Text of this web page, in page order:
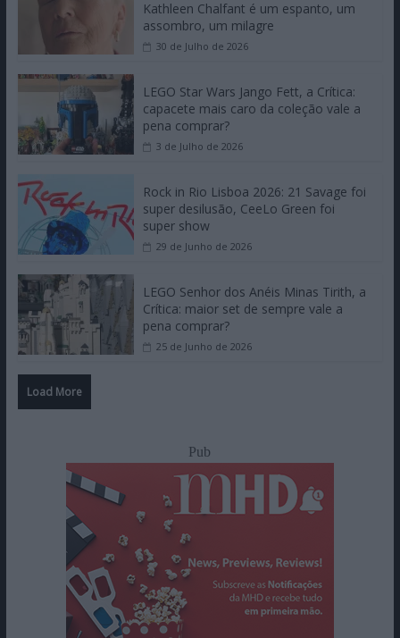
Kathleen Chalfant é um espanto, um
assombro, um milagre
30 de Julho de 2026
LEGO Star Wars Jango Fett, a Crítica:
capacete mais caro da coleção vale a
pena comprar?
3 de Julho de 2026
Rock in Rio Lisboa 2026: 21 Savage foi
super desilusão, CeeLo Green foi
super show
29 de Junho de 2026
LEGO Senhor dos Anéis Minas Tirith, a
Crítica: maior set de sempre vale a
pena comprar?
25 de Junho de 2026
Load More
Pub